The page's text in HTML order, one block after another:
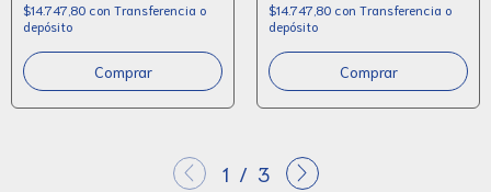
$14.747,80 con Transferencia o
depósito
$14.747,80 con Transferencia o
depósito
1 / 3